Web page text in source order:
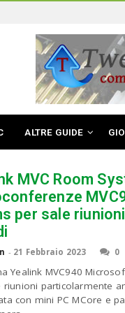
ALTRE GUIDE
MVC Room
per sale
- 21 Febbraio 2023 0
Yealink MVC940
riunioni particolarmente
con mini PC MCore e